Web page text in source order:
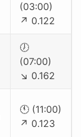
(03:00)
↗ 0.122
🕖
(07:00)
↘ 0.162
🕚 (11:00)
↗ 0.123